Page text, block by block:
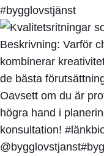
#bygglovstjänst